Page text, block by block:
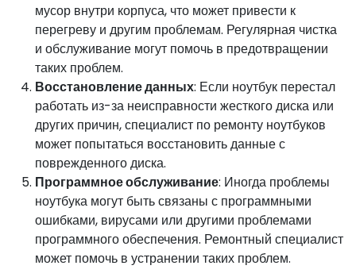
мусор внутри корпуса, что может привести к
перегреву и другим проблемам. Регулярная чистка
и обслуживание могут помочь в предотвращении
таких проблем.
Восстановление данных: Если ноутбук перестал
работать из-за неисправности жесткого диска или
других причин, специалист по ремонту ноутбуков
может попытаться восстановить данные с
поврежденного диска.
Программное обслуживание: Иногда проблемы
ноутбука могут быть связаны с программными
ошибками, вирусами или другими проблемами
программного обеспечения. Ремонтный специалист
может помочь в устранении таких проблем.